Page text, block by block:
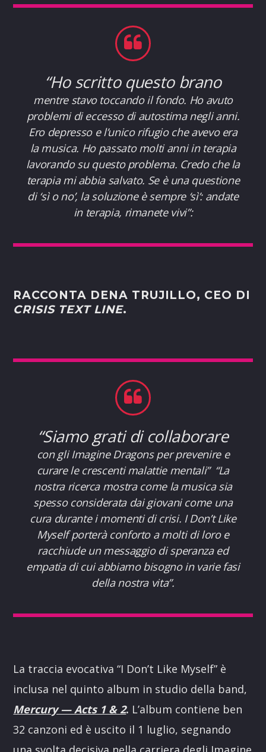
“Ho scritto questo brano
mentre stavo toccando il fondo. Ho avuto
problemi di eccesso di autostima negli anni.
Ero depresso e l’unico rifugio che avevo era
la musica. Ho passato molti anni in terapia
lavorando su questo problema. Credo che la
terapia mi abbia salvato. Se è una questione
di ‘sì o no’, la soluzione è sempre ‘sì’: andate
in terapia, rimanete vivi”:
RACCONTA DENA TRUJILLO, CEO DI
CRISIS TEXT LINE.
“Siamo grati di collaborare
con gli Imagine Dragons per prevenire e
curare le crescenti malattie mentali” “La
nostra ricerca mostra come la musica sia
spesso considerata dai giovani come una
cura durante i momenti di crisi. I Don’t Like
Myselfporterà conforto a molti di loro e
racchiude un messaggio di speranza ed
empatia di cui abbiamo bisogno in varie fasi
della nostra vita”.
La traccia evocativa “I Don’t Like Myself” è
inclusa nel quinto album in studio della band,
Mercury — Acts 1 & 2. L’album contiene ben
32 canzoni ed è uscito il 1 luglio, segnando